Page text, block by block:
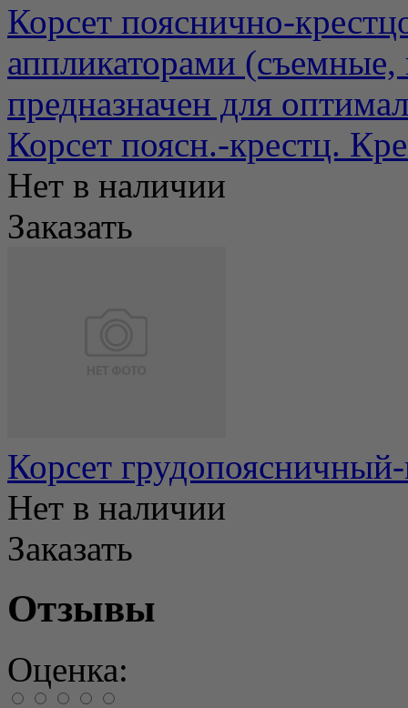
Корсет пояснично-
аппликаторами (съемные,
предназначен для
Корсет поясн.-крестц.
Нет в наличии
Заказать
Корсет
Нет в наличии
Заказать
Отзывы
Оценка: